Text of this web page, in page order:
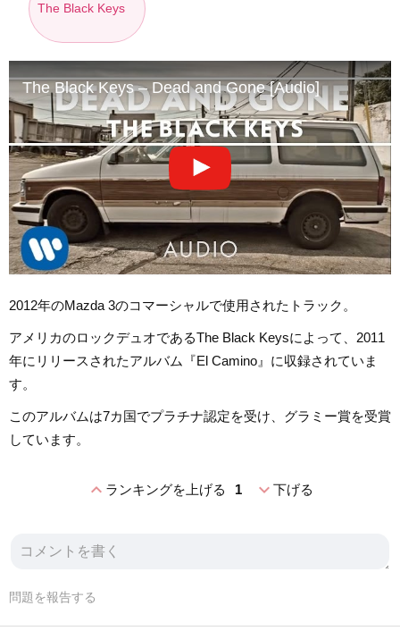
The Black Keys
The Black Keys – Dead and Gone [Audio]
2012年のMazda 3のコマーシャルで使用されたトラック。
アメリカのロックデュオであるThe Black Keysによって、2011
年にリリースされたアルバム『El Camino』に収録されていま
す。
このアルバムは7カ国でプラチナ認定を受け、グラミー賞を受賞
しています。
expand_lessランキングを上げる 1 expand_more下げる
問題を報告する